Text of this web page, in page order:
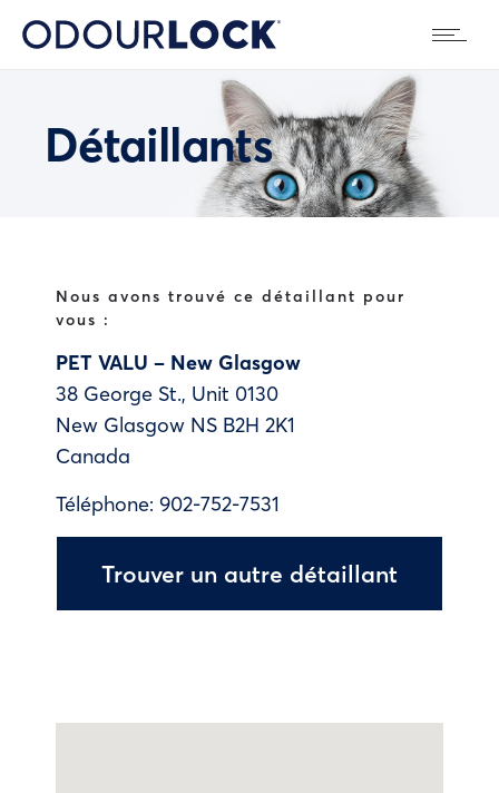
Détaillants
Nous avons trouvé ce détaillant pour
vous :
PET VALU – New Glasgow
38 George St., Unit 0130
New Glasgow NS B2H 2K1
Canada
Téléphone: 902-752-7531
Trouver un autre détaillant